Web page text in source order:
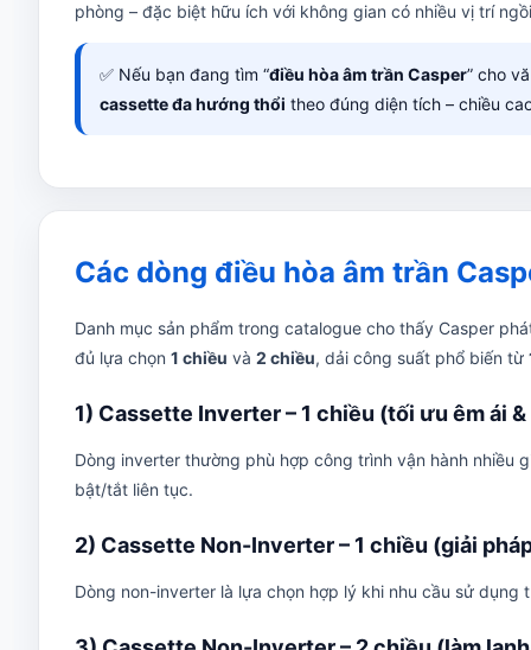
phòng – đặc biệt hữu ích với không gian có nhiều vị trí
✅ Nếu bạn đang tìm “điều hòa âm trần Casper” cho
cassette đa hướng thổi theo đúng diện tích – chiều
Các dòng điều hòa âm trần
Danh mục sản phẩm trong catalogue cho thấy Casper
đủ lựa chọn 1 chiều và 2 chiều, dải công suất phổ biến từ
1) Cassette Inverter – 1 chiều (tối ưu êm ái
Dòng inverter thường phù hợp công trình vận hành nhiều
bật/tắt liên tục.
2) Cassette Non-Inverter – 1 chiều (giải
Dòng non-inverter là lựa chọn hợp lý khi nhu cầu sử